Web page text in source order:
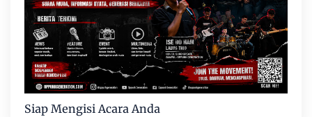
Siap Mengisi Acara Anda